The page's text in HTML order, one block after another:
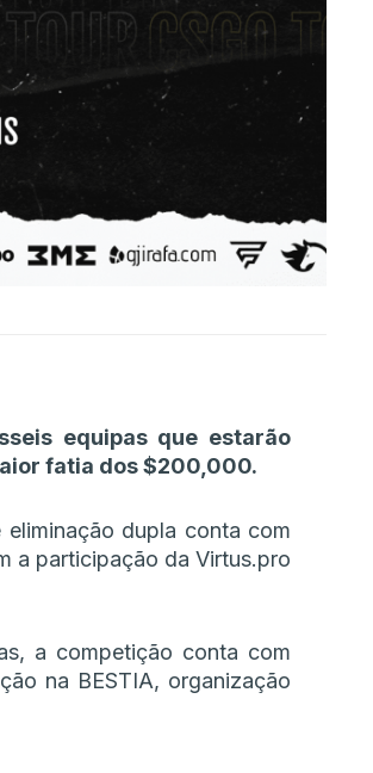
equipas que estarão
fatia dos $200,000.
dupla conta com
a participação da Virtus.pro
a competição conta com
na BESTIA, organização